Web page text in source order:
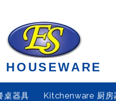
HOUSEWARE
桌器具 Kitchenware 厨房